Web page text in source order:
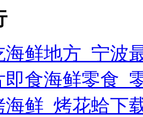
海鲜地方_宁波
即食海鲜零食_
海鲜_烤花蛤下